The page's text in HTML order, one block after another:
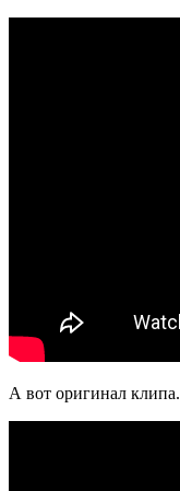
А вот оригинал клипа.